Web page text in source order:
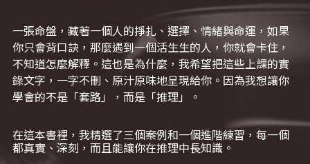
五行八字線上班
一張命盤，藏著一個人的掙扎、選擇、情緒與命運，如果
你只會背口訣，那麼遇到一個活生生的人，你就會卡住，
不知道怎麼解釋。這也是為什麼，我希望把這些上課的實
錄文字，一字不刪、原汁原味地呈現給你。因為我想讓你
學會的不是「套路」，而是「推理」。
在這本書裡，我精選了三個案例和一個進階練習，每一個
都真實、深刻，而且能讓你在推理中長知識。